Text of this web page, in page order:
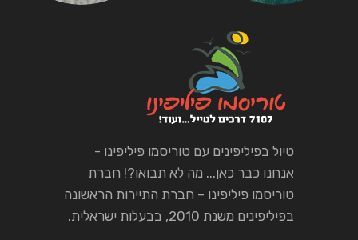
טיול בפיליפינים עם טוריסמו פיליפינו -
אנחנו כבר כאן... מה לא תבואו?! חברת
טוריסמו פיליפינו – חברת התיירות הראשונה
בפיליפינים משנת 2010, בבעלות ישראלית.